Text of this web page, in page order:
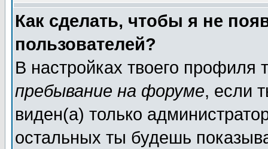
Как сделать, чтобы я не
пользователей?
В настройках твоего
пребывание на форуме, если
виден(а) только
остальных ты будешь